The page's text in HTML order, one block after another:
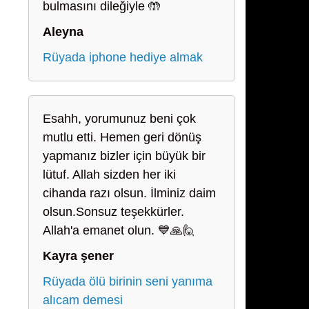
bulmasını dileğiyle 🤲
Aleyna
Rüyada iphone hediye almak
Esahh, yorumunuz beni çok
mutlu etti. Hemen geri dönüş
yapmanız bizler için büyük bir
lütuf. Allah sizden her iki
cihanda razı olsun. İlminiz daim
olsun.Sonsuz teşekkürler.
Allah'a emanet olun. 💙🙏🙋
Kayra şener
Rüyada ölü birinin seni yanıma
alıcam demesi